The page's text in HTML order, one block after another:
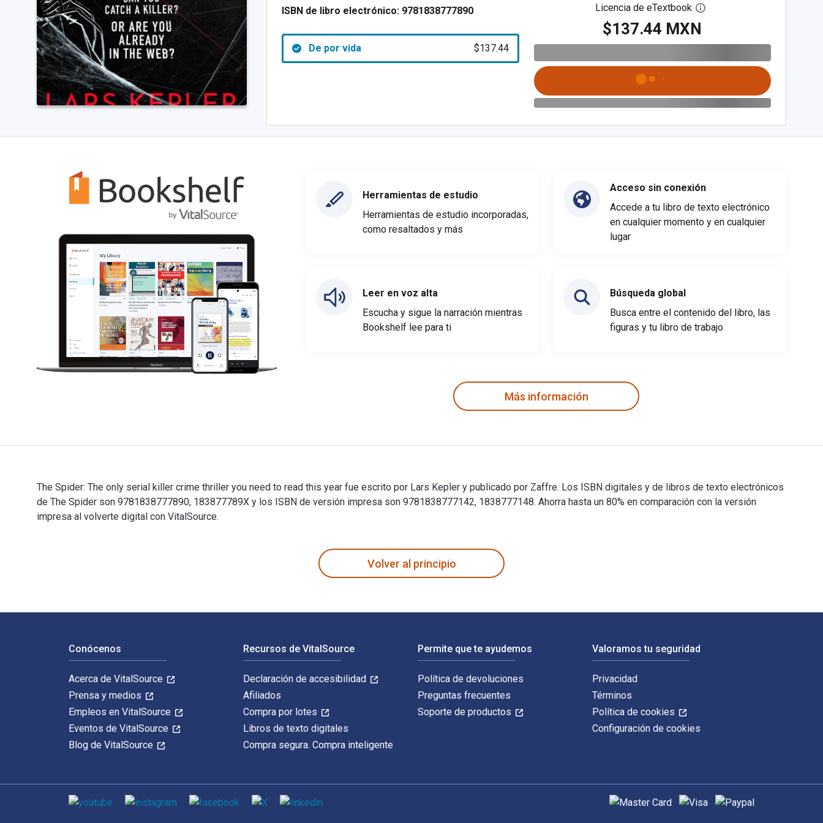
ISBN de libro electrónico: 9781838777890
De por vida $137.44
Licencia de eTextbook Abre el cuadro de diálogo
$137.44 MXN
Herramientas de estudio
Herramientas de estudio incorporadas,
como resaltados y más
Leer en voz alta
Escucha y sigue la narración mientras
Bookshelf lee para ti
Acceso sin conexión
Accede a tu libro de texto electrónico
en cualquier momento y en cualquier
lugar
Búsqueda global
Busca entre el contenido del libro, las
figuras y tu libro de trabajo
Más información
The Spider: The only serial killer crime thriller you need to read this year fue escrito por Lars Kepler y publicado por Zaffre. Los ISBN digitales y de libros de texto electrónicos
de The Spider son 9781838777890, 183877789X y los ISBN de versión impresa son 9781838777142, 1838777148. Ahorra hasta un 80% en comparación con la versión
impresa al volverte digital con VitalSource.
Volver al principio
Conócenos
Acerca de VitalSource
Prensa y medios
Empleos en VitalSource
Eventos de VitalSource
Blog de VitalSource
Recursos de VitalSource
Declaración de accesibilidad
Afiliados
Compra por lotes
Libros de texto digitales
Compra segura. Compra inteligente
Permite que te ayudemos
Política de devoluciones
Preguntas frecuentes
Soporte de productos
Valoramos tu seguridad
Privacidad
Términos
Política de cookies
Configuración de cookies
Medios de comunicación social Métodos de pago admitidos